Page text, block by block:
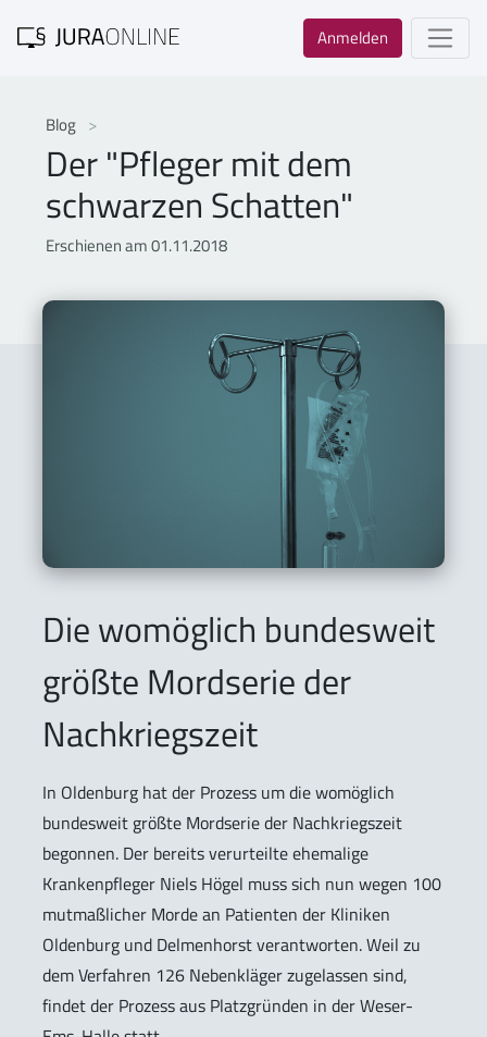
Anmelden
Blog
Der "Pfleger mit dem
schwarzen Schatten"
Erschienen am 01.11.2018
Die womöglich bundesweit
größte Mordserie der
Nachkriegszeit
In Oldenburg hat der Prozess um die womöglich
bundesweit größte Mordserie der Nachkriegszeit
begonnen. Der bereits verurteilte ehemalige
Krankenpfleger Niels Högel muss sich nun wegen 100
mutmaßlicher Morde an Patienten der Kliniken
Oldenburg und Delmenhorst verantworten. Weil zu
dem Verfahren 126 Nebenkläger zugelassen sind,
findet der Prozess aus Platzgründen in der Weser-